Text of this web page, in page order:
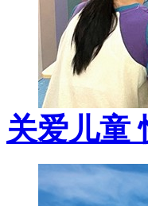
关爱儿童